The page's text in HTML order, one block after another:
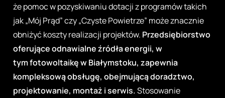
że pomoc w pozyskiwaniu dotacji z programów takich
jak „Mój Prąd” czy „Czyste Powietrze” może znacznie
obniżyć koszty realizacji projektów. Przedsiębiorstwo
oferujące odnawialne źródła energii, w
tymfotowoltaikę w Białymstoku, zapewnia
kompleksową obsługę, obejmującą doradztwo,
projektowanie, montaż i serwis.Stosowanie